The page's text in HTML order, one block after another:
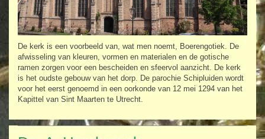
De kerk is een voorbeeld van, wat men noemt, Boerengotiek. De
afwisseling van kleuren, vormen en materialen en de gotische
ramen zorgen voor een bescheiden en sfeervol aanzicht. De kerk
is het oudste gebouw van het dorp. De parochie Schipluiden wordt
voor het eerst genoemd in een oorkonde van 12 mei 1294 van het
Kapittel van Sint Maarten te Utrecht.